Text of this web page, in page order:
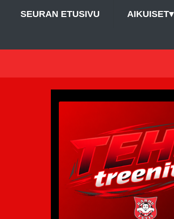
SEURAN ETUSIVU AIKUISET▾